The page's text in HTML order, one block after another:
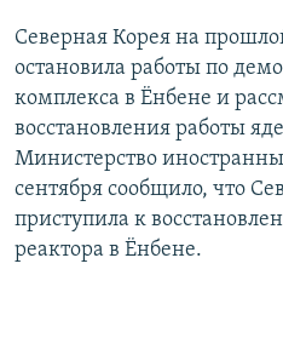
Северная Корея на
остановила работы по
комплекса в Ёнбене и
восстановления работы
Министерство
сентября сообщило, что
приступила к
реактора в Ёнбене.